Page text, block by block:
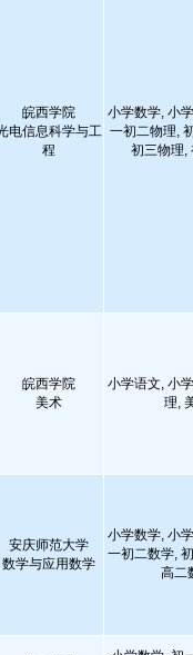
皖西学院
电信息科学与工
程
小学数学, 小
一初二物理,
初三物理,
皖西学院
美术
小学语文, 小
理,
安庆师范大学
数学与应用数学
小学数学, 小
一初二数学,
高二